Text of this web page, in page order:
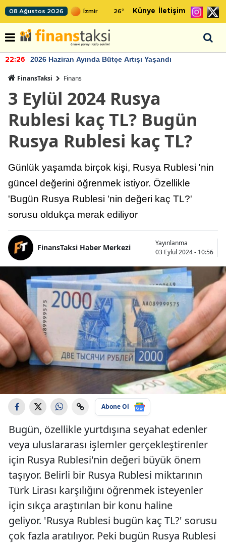
08 Ağustos 2026 26° Künye İletişim
22:26 2026 Haziran Ayında Bütçe Artışı Yaşandı
FinansTaksi Finans
3 Eylül 2024 Rusya
Rublesi kaç TL? Bugün
Rusya Rublesi kaç TL?
Günlük yaşamda birçok kişi, Rusya Rublesi 'nin
güncel değerini öğrenmek istiyor. Özellikle
'Bugün Rusya Rublesi 'nin değeri kaç TL?'
sorusu oldukça merak ediliyor
FinansTaksi Haber Merkezi
Yayınlanma
03 Eylül 2024 - 10:56
Abone Ol
Bugün, özellikle yurtdışına seyahat edenler
veya uluslararası işlemler gerçekleştirenler
için Rusya Rublesi'nin değeri büyük önem
taşıyor. Belirli bir Rusya Rublesi miktarının
Türk Lirası karşılığını öğrenmek isteyenler
için sıkça araştırılan bir konu haline
geliyor. 'Rusya Rublesi bugün kaç TL?' sorusu
çok fazla aratılıyor. Peki bugün Rusya Rublesi